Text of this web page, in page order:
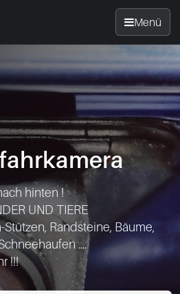
Menü
hinten !
UND TIERE
Randsteine, Bäume,
....